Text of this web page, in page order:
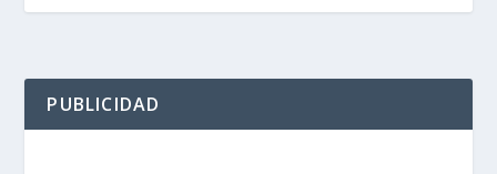
PUBLICIDAD